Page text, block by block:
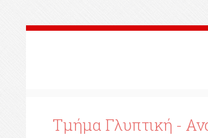
Τμήμα Γλυπτική -